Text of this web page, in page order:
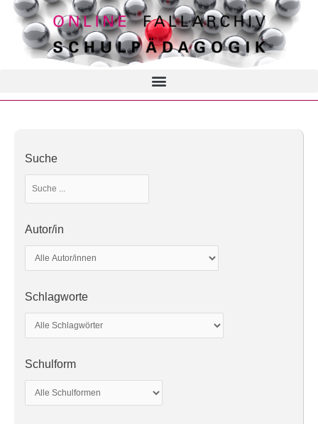
Suche
Autor/in
Schlagworte
Schulform